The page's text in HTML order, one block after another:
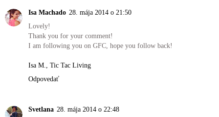
Isa Machado 28. mája 2014 o 21:50
Lovely!
Thank you for your comment!
I am following you on GFC, hope you follow back!
Isa M., Tic Tac Living
Odpovedať
Svetlana 28. mája 2014 o 22:48